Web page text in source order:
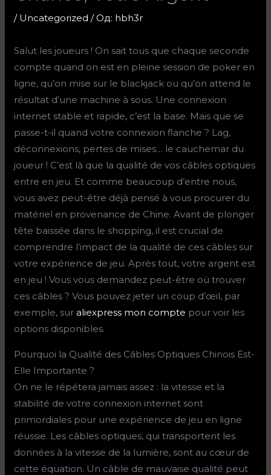
/ Uncategorized / Од: hbh3r
Salut les joueurs ! On sait tous que chaque seconde
compte quand on est en pleine session de poker en
ligne, qu’on mise sur le blackjack ou qu’on attend le
résultat d’une machine à sous. Une connexion
internet stable et rapide, c’est la base. Mais que se
passe-t-il quand votre connexion flanche ? Lag,
déconnexions, pertes de mises… le cauchemar du
joueur ! C’est là que la qualité de vos câbles optiques
entre en jeu. Et comme beaucoup d’entre nous,
vous avez peut-être déjà pensé à vous procurer du
matériel en provenance de Chine. Avant de plonger
tête baissée dans le shopping, il est crucial de
comprendre l’impact de la qualité de ces câbles sur
votre expérience de jeu. Après tout, votre argent est
en jeu ! Vous vous demandez peut-être où trouver
ces câbles ? Vous pouvez jeter un coup d’œil, par
exemple, suraliexpress mon compte pour voir les
options disponibles.
Pourquoi la Qualité des Câbles Optiques Chinois Est-
Elle Importante ?
On ne le répétera jamais assez : la vitesse et la
stabilité de votre connexion internet sont
primordiales pour une expérience de jeu en ligne
réussie. Les câbles optiques, qui transportent les
données à la vitesse de la lumière, sont au cœur de
cette équation. Un câble de mauvaise qualité peut